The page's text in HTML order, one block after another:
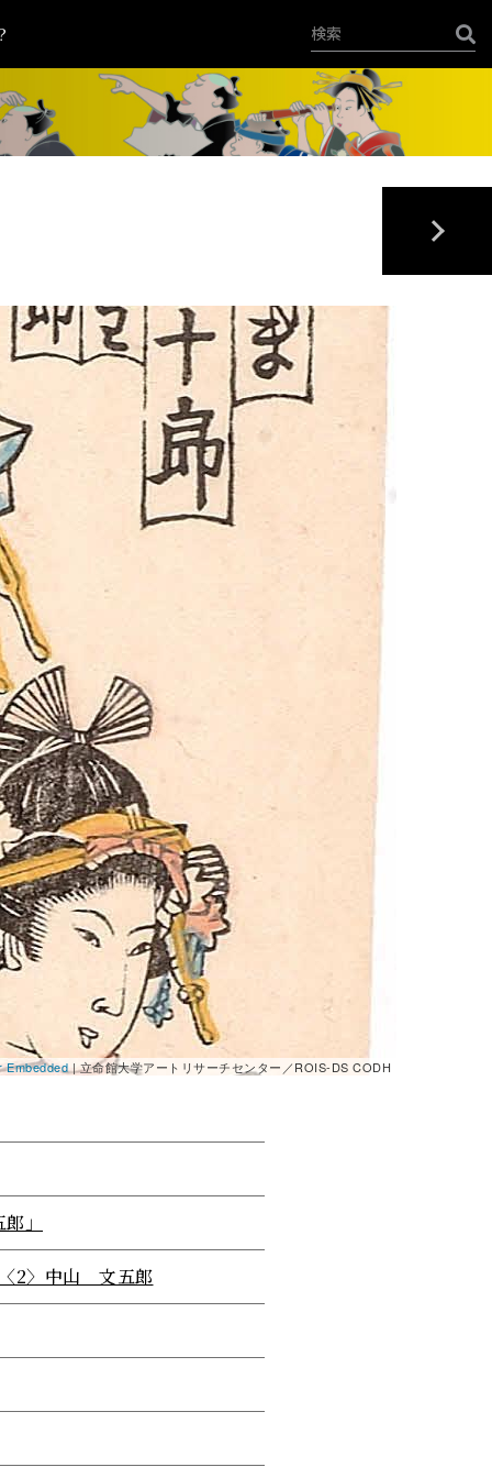
Embedded | 立命館大学アートリサーチセンター／ROIS-DS CODH
」
2〉中山 文五郎